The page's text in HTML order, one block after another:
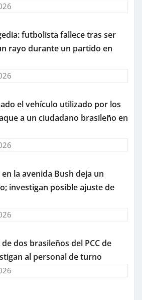
futbolista fallece tras ser
rayo durante un partido en
el vehículo utilizado por los
a un ciudadano brasileño en
la avenida Bush deja un
investigan posible ajuste de
dos brasileños del PCC de
al personal de turno